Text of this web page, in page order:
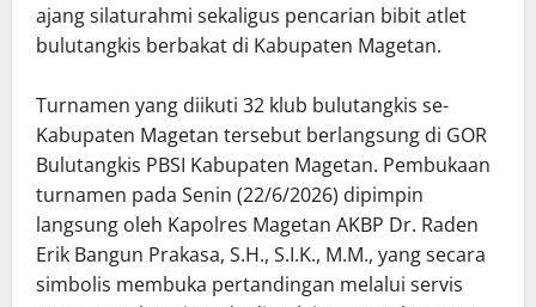
ajang silaturahmi sekaligus pencarian bibit atlet
bulutangkis berbakat di Kabupaten Magetan.
Turnamen yang diikuti 32 klub bulutangkis se-
Kabupaten Magetan tersebut berlangsung di GOR
Bulutangkis PBSI Kabupaten Magetan. Pembukaan
turnamen pada Senin (22/6/2026) dipimpin
langsung oleh Kapolres Magetan AKBP Dr. Raden
Erik Bangun Prakasa, S.H., S.I.K., M.M., yang secara
simbolis membuka pertandingan melalui servis